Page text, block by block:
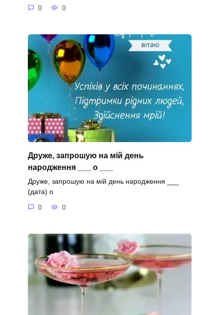
0 0
Друже, запрошую на мій день
народження ___ о ___
Друже, запрошую на мій день народження ___
(дата) о
0 0